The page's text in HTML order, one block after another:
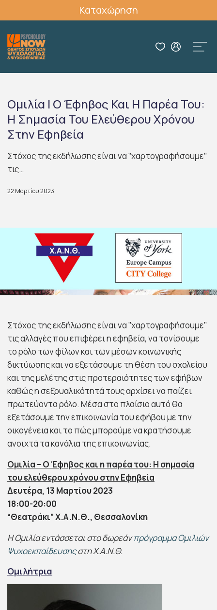
Καταχώρηση
Ομιλία | Ο Έφηβος Και Η Παρέα Του:
H Σημασία Του Ελεύθερου Χρόνου
Στην Εφηβεία
Στόχος της εκδήλωσης είναι να ‘’χαρτογραφήσουμε’’
τις…
22 Μαρτίου 2023
Στόχος της εκδήλωσης είναι να ‘’χαρτογραφήσουμε’’
τις αλλαγές που επιφέρει η εφηβεία, να τονίσουμε
το ρόλο των φίλων και των μέσων κοινωνικής
δικτύωσης και να εξετάσουμε τη θέση του σχολείου
και της μελέτης στις προτεραιότητες των εφήβων
καθώς η σεξουαλικότητά τους αρχίσει να παίζει
πρωτεύοντα ρόλο. Μέσα στο πλαίσιο αυτό θα
εξετάσουμε την επικοινωνία του εφήβου με την
οικογένεια και το πώς μπορούμε να κρατήσουμε
ανοιχτά τα κανάλια της επικοινωνίας.
Ομιλία – Ο Έφηβος και η παρέα του: H σημασία
του ελεύθερου χρόνου στην Εφηβεία
Δευτέρα, 13 Μαρτίου 2023
18:00-20:00
“Θεατράκι” Χ.Α.Ν.Θ., Θεσσαλονίκη
Η Ομιλία εντάσσεται στο δωρεάνπρόγραμμα Ομιλιών
Ψυχοεκπαίδευσηςστη Χ.Α.Ν.Θ.
Ομιλήτρια